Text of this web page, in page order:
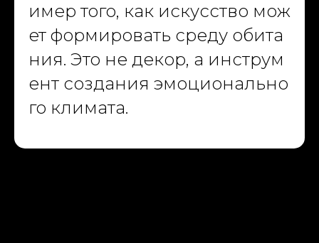
имер того, как искусство мож
ет формировать среду обита
ния. Это не декор, а инструм
ент создания эмоционально
го климата.